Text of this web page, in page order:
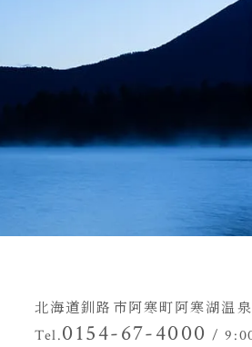
北海道釧路市阿寒町阿寒湖温
Tel.0154-67-4000 /